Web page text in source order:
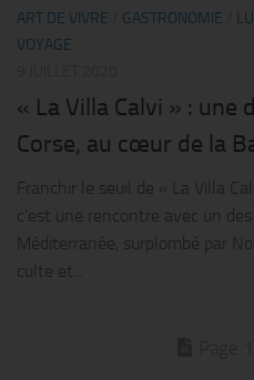
ART DE VIVRE GASTRONOMIE
VOYAGE
« La Villa Calvi » : une
Corse, au cœur de la
Franchir le seuil de « La Villa
c’est une rencontre avec un
Méditerranée, surplombé par
culte et...